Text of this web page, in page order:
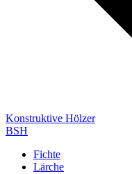
Konstruktive Hölzer
BSH
Fichte
Lärche